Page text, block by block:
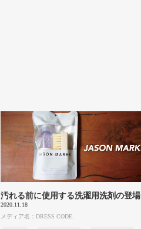
汚れる前に使用する洗濯用洗剤の登場
2020.11.18
メディア名：DRESS CODE.